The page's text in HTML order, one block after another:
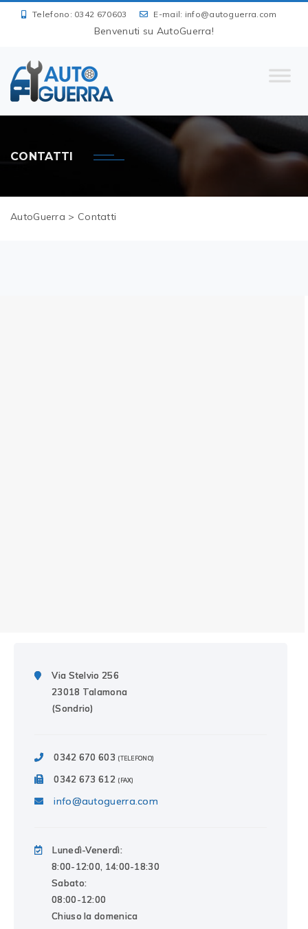
Telefono: 0342 670603 E-mail: info@autoguerra.com
Benvenuti su AutoGuerra!
CONTATTI
AutoGuerra > Contatti
Via Stelvio 256
23018 Talamona
(Sondrio)
0342 670 603 (TELEFONO)
0342 673 612 (FAX)
info@autoguerra.com
Lunedì-Venerdì:
8:00-12:00, 14:00-18:30
Sabato:
08:00-12:00
Chiuso la domenica